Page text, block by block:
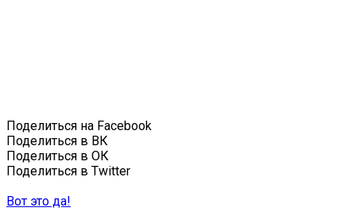
Поделиться на Facebook
Поделиться в ВК
Поделиться в ОК
Поделиться в Twitter
Вот это да!